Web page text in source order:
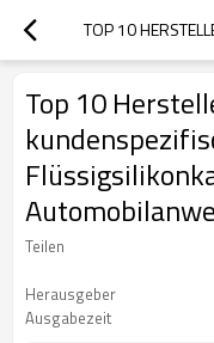
Top 10
Teilen
Herausgeber
Ausgabezeit